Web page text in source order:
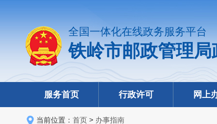
全国一体化在线政务服务平台
铁岭市邮政管理
服务首页 行政许可 网上
当前位置： 首页 > 办事指南